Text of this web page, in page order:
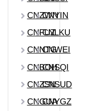
CNZWN
CNYIN
CNFUZCNLKU
CNNTG
CNWEI
CNBOH
CNSQI
CNZSNCNSUD
CNGUACNYGZ